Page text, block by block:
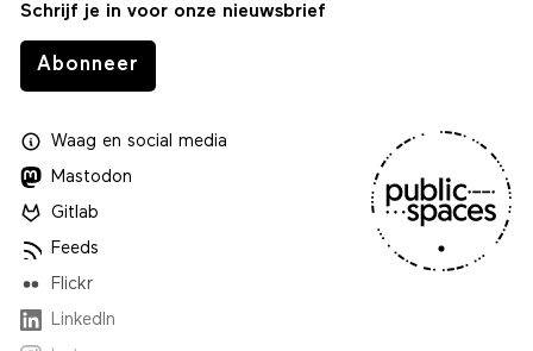
Schrijf je in voor onze nieuwsbrief
Abonneer
Waagen social media
Mastodon
Gitlab
Feeds
Flickr
LinkedIn